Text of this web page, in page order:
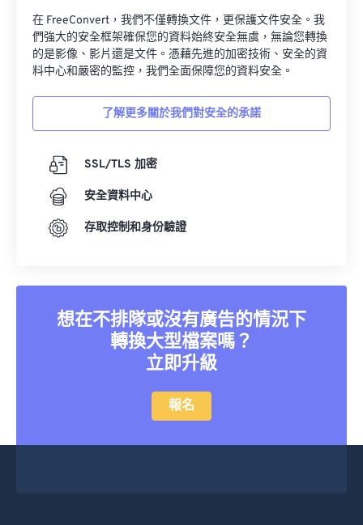
在 FreeConvert，我們不僅轉換文件，更保護文件安全。我
們強大的安全框架確保您的資料始終安全無虞，無論您轉換
的是影像、影片還是文件。憑藉先進的加密技術、安全的資
料中心和嚴密的監控，我們全面保障您的資料安全。
了解更多關於我們對安全的承諾
SSL/TLS 加密
安全資料中心
存取控制和身份驗證
想在不排隊或沒有廣告的情況下
轉換大型檔案嗎？
立即升級
報名